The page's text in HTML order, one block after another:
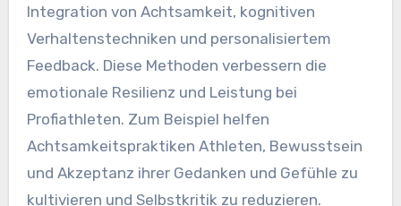
Welche innovativen Ansätze
entstehen im Training für
Selbstmitgefühl?
Innovative Ansätze im Training für
Selbstmitgefühl konzentrieren sich auf die
Integration von Achtsamkeit, kognitiven
Verhaltenstechniken und personalisiertem